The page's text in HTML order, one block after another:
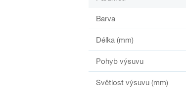
Barva
Délka (mm)
Pohyb výsuvu
Světlost výsuvu (mm)